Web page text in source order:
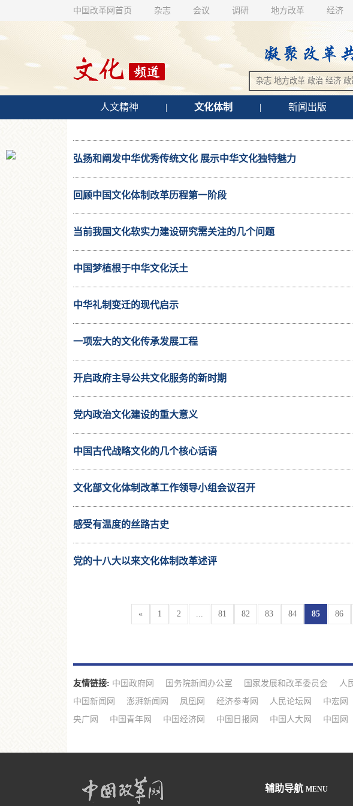
中国改革网首页 杂志 会议 调研 地方改革 经济
人文精神 | 文化体制 | 新闻出版
弘扬和阐发中华优秀传统文化 展示中华文化独特魅力
回顾中国文化体制改革历程第一阶段
当前我国文化软实力建设研究需关注的几个问题
中国梦植根于中华文化沃土
中华礼制变迁的现代启示
一项宏大的文化传承发展工程
开启政府主导公共文化服务的新时期
党内政治文化建设的重大意义
中国古代战略文化的几个核心话语
文化部文化体制改革工作领导小组会议召开
感受有温度的丝路古史
党的十八大以来文化体制改革述评
« 1 2 ... 81 82 83 84 85 86
友情链接: 中国政府网 国务院新闻办公室 国家发展和改革委员会 人
中国新闻网
澎湃新闻网 凤凰网 经济参考网 人民论坛网 中宏网
央广网
中国青年网 中国经济网 中国日报网 中国人大网 中国网
辅助导航 MENU